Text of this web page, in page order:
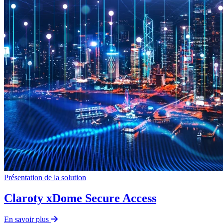
Présentation de la solution
Claroty xDome Secure Access
En savoir plus